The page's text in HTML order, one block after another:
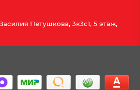
Петушкова, 3к3c1, 5 этаж,